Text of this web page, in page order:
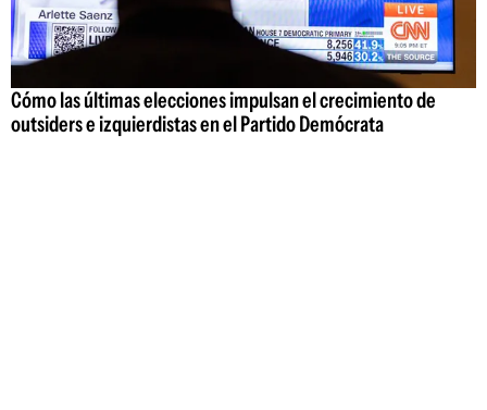
Cómo las últimas elecciones impulsan el crecimiento de
outsiders e izquierdistas en el Partido Demócrata